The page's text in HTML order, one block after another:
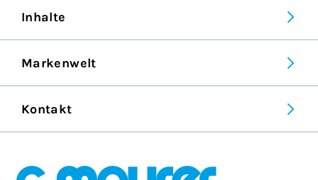
Inhalte
Markenwelt
Kontakt